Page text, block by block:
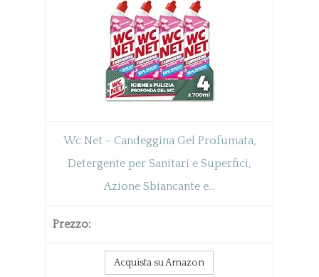
Wc Net - Candeggina Gel Profumata,
Detergente per Sanitari e Superfici,
Azione Sbiancante e...
Acquista su Amazon